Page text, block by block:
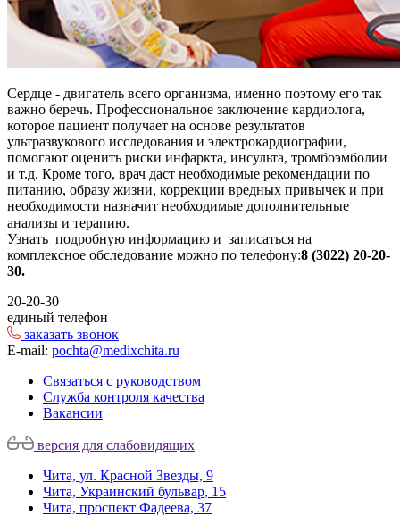
Сердце - двигатель всего организма, именно поэтому его так
важно беречь. Профессиональное заключение кардиолога,
которое пациент получает на основе результатов
ультразвукового исследования и электрокардиографии,
помогают оценить риски инфаркта, инсульта, тромбоэмболии
и т.д. Кроме того, врач даст необходимые рекомендации по
питанию, образу жизни, коррекции вредных привычек и при
необходимости назначит необходимые дополнительные
анализы и терапию.⠀
Узнать подробную информацию и записаться на
комплексное обследование можно по телефону:8 (3022) 20-20-
30.
20-20-30
единый телефон
заказать звонок
E-mail: pochta@medixchita.ru
Связаться с руководством
Служба контроля качества
Вакансии
версия для слабовидящих
Чита, ул. Красной Звезды, 9
Чита, Украинский бульвар, 15
Чита, проспект Фадеева, 37